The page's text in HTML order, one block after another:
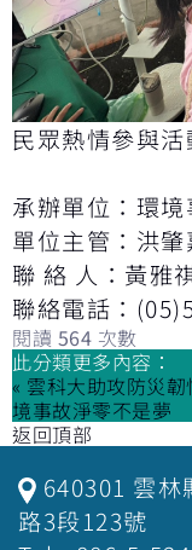
民眾熱情參與
承辦單位：環
單位主管：洪
聯 絡 人：黃雅
聯絡電話：
閱讀 564 次數
此分類更多內容：
« 雲科大助攻防災
境事故淨零不是夢
返回頂部
640301 雲林
路3段123號